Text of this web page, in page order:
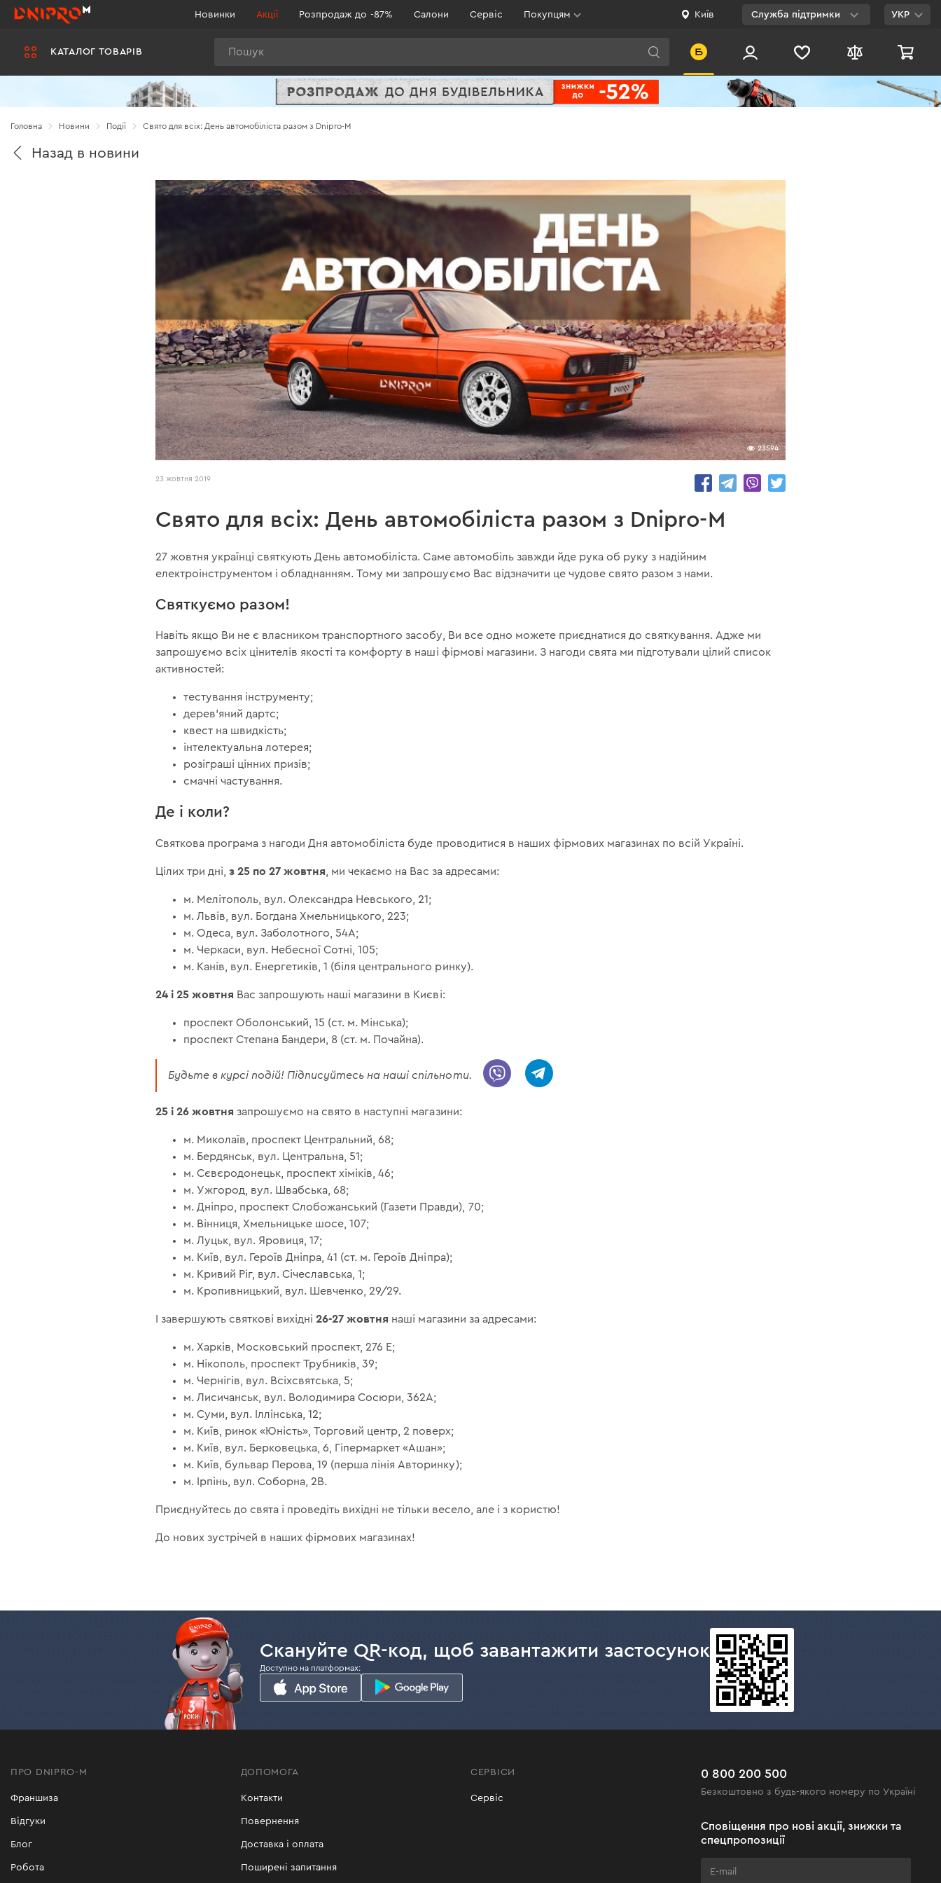
КАТАЛОГ ТОВАРІВ
Новинки Акції Розпродаж до -87% Салони Сервіс Покупцям Київ Служба підтримки
Viber
Україні
УКР
Головна Новини Події Свято для всіх: День автомобіліста разом з Dnipro-M
Назад в новини
23594
23 жовтня 2019
Свято для всіх: День автомобіліста разом з Dnipro-M
27 жовтня українці святкують День автомобіліста. Саме автомобіль завжди йде рука об руку з надійним
електроінструментом і обладнанням. Тому ми запрошуємо Вас відзначити це чудове свято разом з нами.
Святкуємо разом!
Навіть якщо Ви не є власником транспортного засобу, Ви все одно можете приєднатися до святкування. Адже ми
запрошуємо всіх цінителів якості та комфорту в наші фірмові магазини. З нагоди свята ми підготували цілий список
активностей:
тестування інструменту;
дерев'яний дартс;
квест на швидкість;
інтелектуальна лотерея;
розіграші цінних призів;
смачні частування.
Де і коли?
Святкова програма з нагоди Дня автомобіліста буде проводитися в наших фірмових магазинах по всій Україні.
Цілих три дні, з 25 по 27 жовтня , ми чекаємо на Вас за адресами:
м. Мелітополь, вул. Олександра Невського, 21;
м. Львів, вул. Богдана Хмельницького, 223;
м. Одеса, вул. Заболотного, 54А;
м. Черкаси, вул. Небесної Сотні, 105;
м. Канів, вул. Енергетиків, 1 (біля центрального ринку).
24 і 25 жовтня Вас запрошують наші магазини в Києві:
проспект Оболонський, 15 (ст. м. Мінська);
проспект Степана Бандери, 8 (ст. м. Почайна).
Будьте в курсі подій! Підписуйтесь на наші спільноти.
25 і 26 жовтня запрошуємо на свято в наступні магазини:
м. Миколаїв, проспект Центральний, 68;
м. Бердянськ, вул. Центральна, 51;
м. Сєвєродонецьк, проспект хіміків, 46;
м. Ужгород, вул. Швабська, 68;
м. Дніпро, проспект Слобожанський (Газети Правди), 70;
м. Вінниця, Хмельницьке шосе, 107;
м. Луцьк, вул. Яровиця, 17;
м. Київ, вул. Героїв Дніпра, 41 (ст. м. Героїв Дніпра);
м. Кривий Ріг, вул. Січеславська, 1;
м. Кропивницький, вул. Шевченко, 29/29.
І завершують святкові вихідні26-27 жовтня наші магазини за адресами:
м. Харків, Московський проспект, 276 Е;
м. Нікополь, проспект Трубників, 39;
м. Чернігів, вул. Всіхсвятська, 5;
м. Лисичанськ, вул. Володимира Сосюри, 362А;
м. Суми, вул. Іллінська, 12;
м. Київ, ринок «Юність», Торговий центр, 2 поверх;
м. Київ, вул. Берковецька, 6, Гіпермаркет «Ашан»;
м. Київ, бульвар Перова, 19 (перша лінія Авторинку);
м. Ірпінь, вул. Соборна, 2В.
Приєднуйтесь до свята і проведіть вихідні не тільки весело, але і з користю!
До нових зустрічей в наших фірмових магазинах!
Скануйте QR-код, щоб завантажити застосунок
Доступно на платформах:
ПРО DNIPRO-M
Франшиза
Відгуки
Блог
Робота
ДОПОМОГА
Контакти
Повернення
Доставка і оплата
Поширені запитання
СЕРВІСИ
Сервіс
0 800 200 500
Безкоштовно з будь-якого номеру по Україні
Сповіщення про нові акції, знижки та
спецпропозиції